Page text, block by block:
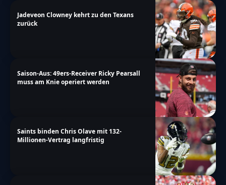
Jadeveon Clowney kehrt zu den Texans
zurück
Saison-Aus: 49ers-Receiver Ricky Pearsall
muss am Knie operiert werden
Saints binden Chris Olave mit 132-
Millionen-Vertrag langfristig